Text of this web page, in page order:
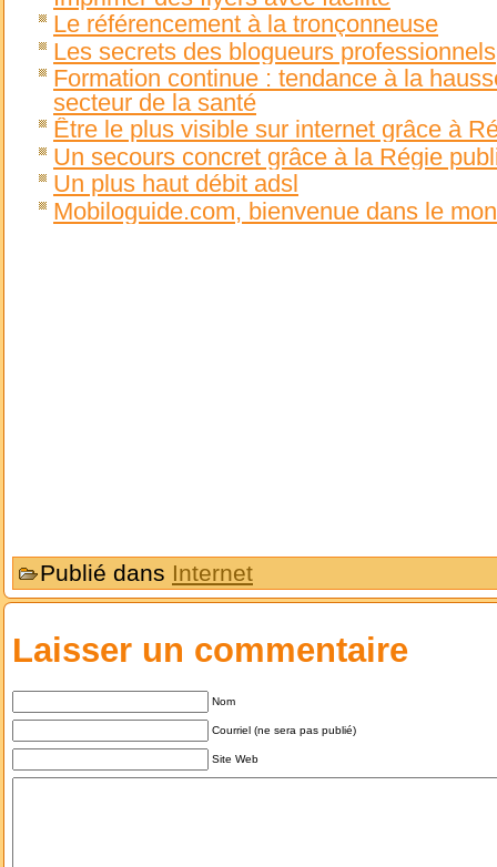
Le référencement à la tronçonneuse
Les secrets des blogueurs professionnels
Formation continue : tendance à la
secteur de la santé
Être le plus visible sur internet grâce à
Un secours concret grâce à la Régie
Un plus haut débit adsl
Mobiloguide.com, bienvenue dans le
Publié dans Internet
Laisser un commentaire
Nom
Courriel (ne sera pas publié)
Site Web